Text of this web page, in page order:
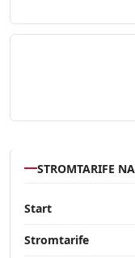
STROMTARIFE
Start
Stromtarife